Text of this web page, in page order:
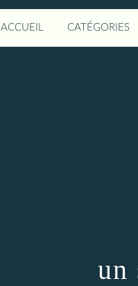
ACCUEIL CATÉGORIES
un